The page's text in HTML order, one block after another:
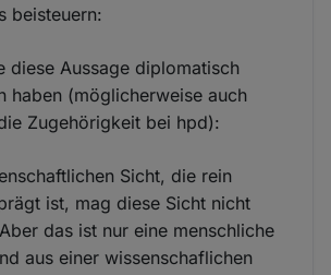
beisteuern:
diese Aussage diplomatisch
haben (möglicherweise auch
Zugehörigkeit bei hpd):
Sicht, die rein
ist, mag diese Sicht nicht
das ist nur eine menschliche
aus einer wissenschaflichen